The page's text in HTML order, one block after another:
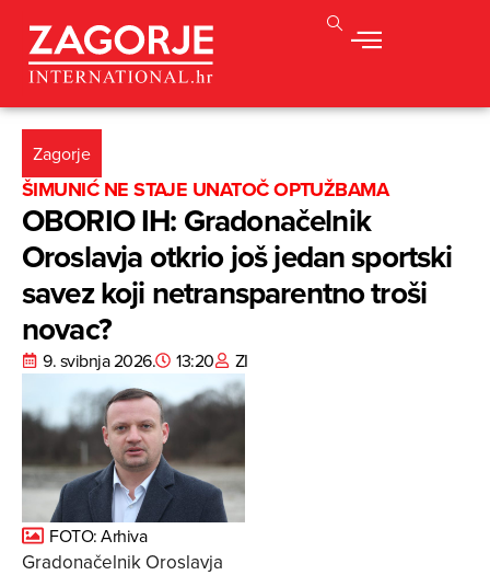
Zagorje
ŠIMUNIĆ NE STAJE UNATOČ OPTUŽBAMA
OBORIO IH: Gradonačelnik
Oroslavja otkrio još jedan sportski
savez koji netransparentno troši
novac?
9. svibnja 2026. 13:20 ZI
FOTO: Arhiva
Gradonačelnik Oroslavja